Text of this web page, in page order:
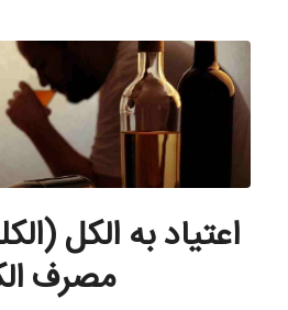
اعتیاد به الکل
مصرف